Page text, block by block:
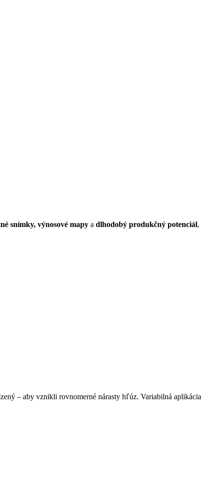
snímky, výnosové mapy a dlhodobý produkčný potenciál,
– aby vznikli rovnomerné nárasty hľúz. Variabilná aplikácia